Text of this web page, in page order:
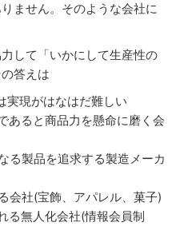
ません。そのような会社に
して「いかにして生産性の
答えは
実現がはなはだ難しい
あると商品力を懸命に磨く会
る製品を追求する製造メーカ
会社(宝飾、アパレル、菓子)
る無人化会社(情報会員制